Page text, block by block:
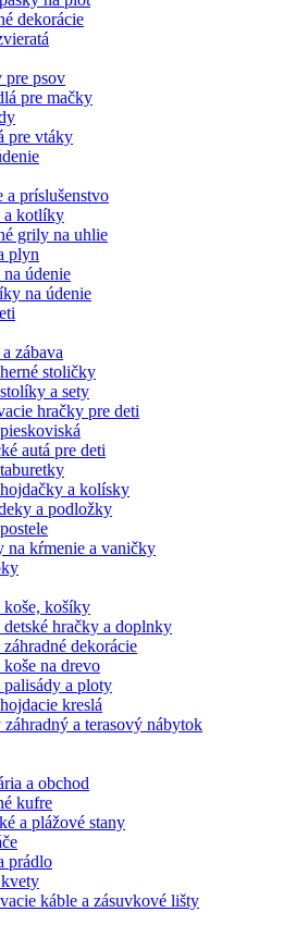
dekorácie
pre psov
pre mačky
pre vtáky
a príslušenstvo
kotlíky
grily na uhlie
plyn
údenie
na údenie
zábava
stoličky
a sety
hračky pre deti
autá pre deti
a kolísky
a podložky
na kŕmenie a vaničky
koše, košíky
detské hračky a doplnky
záhradné dekorácie
koše na drevo
palisády a ploty
kreslá
záhradný a terasový nábytok
a obchod
kufre
a plážové stany
prádlo
kvety
káble a zásuvkové lišty